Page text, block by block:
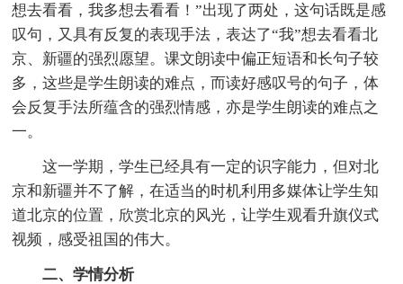
想去看看，我多想去看看！”出现了两处，这句话既是感
叹句，又具有反复的表现手法，表达了“我”想去看看北
京、新疆的强烈愿望。课文朗读中偏正短语和长句子较
多，这些是学生朗读的难点，而读好感叹号的句子，体
会反复手法所蕴含的强烈情感，亦是学生朗读的难点之
一。
这一学期，学生已经具有一定的识字能力，但对北
京和新疆并不了解，在适当的时机利用多媒体让学生知
道北京的位置，欣赏北京的风光，让学生观看升旗仪式
视频，感受祖国的伟大。
二、学情分析